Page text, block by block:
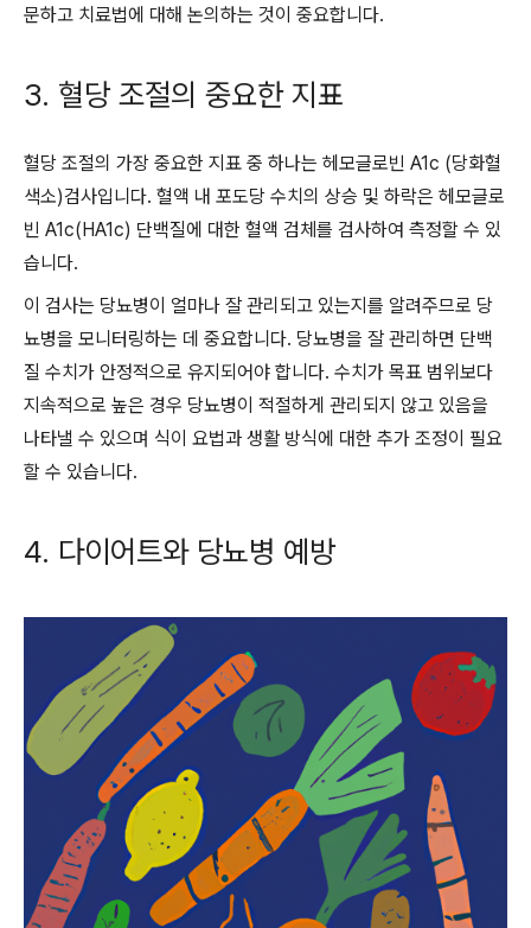
문하고 치료법에 대해 논의하는 것이 중요합니다.
3. 혈당 조절의 중요한 지표
혈당 조절의 가장 중요한 지표 중 하나는 헤모글로빈 A1c (당화혈
색소)검사입니다. 혈액 내 포도당 수치의 상승 및 하락은 헤모글로
빈 A1c(HA1c) 단백질에 대한 혈액 검체를 검사하여 측정할 수 있
습니다.
이 검사는 당뇨병이 얼마나 잘 관리되고 있는지를 알려주므로 당
뇨병을 모니터링하는 데 중요합니다. 당뇨병을 잘 관리하면 단백
질 수치가 안정적으로 유지되어야 합니다. 수치가 목표 범위보다
지속적으로 높은 경우 당뇨병이 적절하게 관리되지 않고 있음을
나타낼 수 있으며 식이 요법과 생활 방식에 대한 추가 조정이 필요
할 수 있습니다.
4. 다이어트와 당뇨병 예방